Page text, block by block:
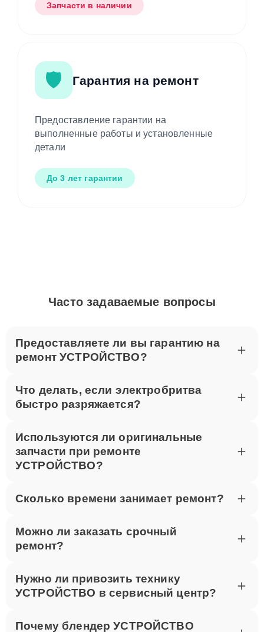
Запчасти в наличии
🛡️ Гарантия на ремонт
Предоставление гарантии на
выполненные работы и установленные
детали
До 3 лет гарантии
Часто задаваемые вопросы
Предоставляете ли вы гарантию на
ремонт УСТРОЙСТВО?
Что делать, если электробритва
быстро разряжается?
Используются ли оригинальные
запчасти при ремонте
УСТРОЙСТВО?
Сколько времени занимает ремонт?
Можно ли заказать срочный
ремонт?
Нужно ли привозить технику
УСТРОЙСТВО в сервисный центр?
Почему блендер УСТРОЙСТВО